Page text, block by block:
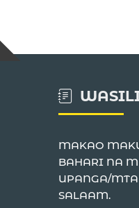
MAKAO
BAHARI NA
UPANGA/
SALAAM.